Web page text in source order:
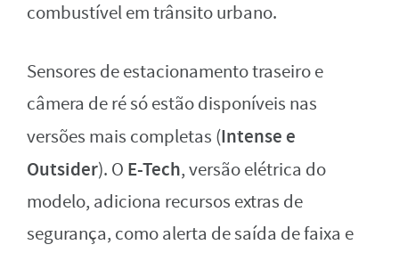
combustível em trânsito urbano.
Sensores de estacionamento traseiro e
câmera de ré só estão disponíveis nas
versões mais completas (Intense e
Outsider). O E-Tech, versão elétrica do
modelo, adiciona recursos extras de
segurança, como alerta de saída de faixa e